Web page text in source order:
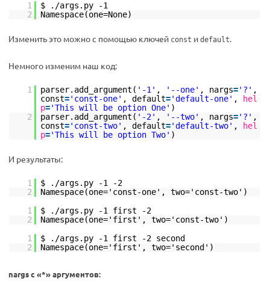
1
$ ./args.py -1
2
Namespace(one=None)
Изменить это можно с помощью ключей const и default.
Немного изменим наш код:
1 parser.add_argument( '-1' , '--one' , nargs='?' ,
const='const-one' , default='default-one' ,
hel
p='This will be option One' )
2
parser.add_argument( '-2' , '--two' , nargs='?' ,
const='const-two' , default='default-two' ,
hel
p='This will be option Two' )
И результаты:
1
$ ./args.py -1 -2
2
Namespace(one='const-one', two='const-two')
1
$ ./args.py -1 first -2
2
Namespace(one='first', two='const-two')
1
$ ./args.py -1 first -2 second
2
Namespace(one='first', two='second')
nargs с «*» аргументов: